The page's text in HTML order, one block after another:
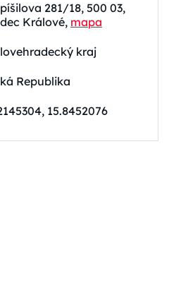
281/18, 500 03,
Králové, mapa
kraj
Republika
15.8452076